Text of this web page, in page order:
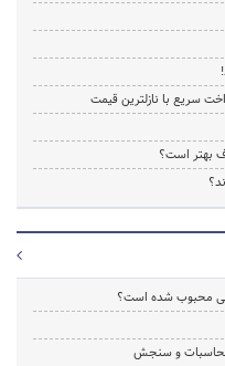
سریع با نازلترین قیمت
بهتر است؟
محبوب شده است؟
محاسبات و سنجش